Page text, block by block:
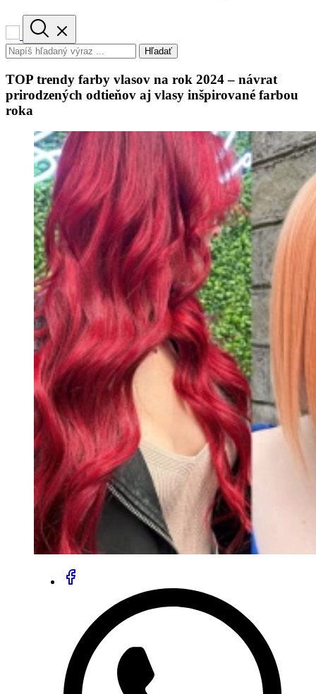
Hľadať
TOP trendy farby vlasov na rok 2024 – návrat
prirodzených odtieňov aj vlasy inšpirované farbou
roka